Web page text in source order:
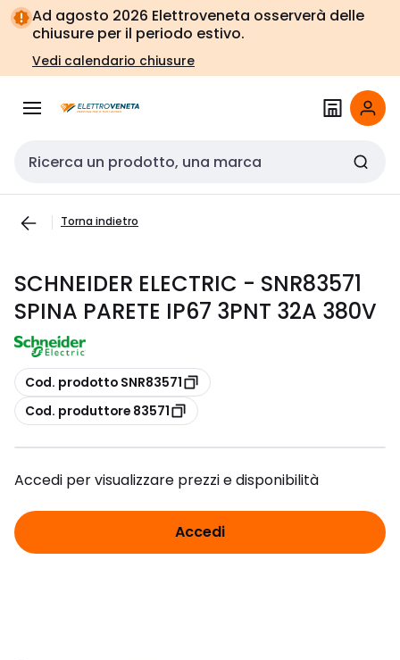
Vai alla
navigazione
Vai
alla
pagina
Ad agosto 2026 Elettroveneta osserverà delle
chiusure per il periodo estivo.
Vedi calendario chiusure
Cerca input
Torna indietro
SCHNEIDER ELECTRIC - SNR83571
SPINA PARETE IP67 3PNT 32A 380V
copia
Cod. prodotto SNR83571
copia
Cod. produttore 83571
Accedi per visualizzare prezzi e disponibilità
Accedi